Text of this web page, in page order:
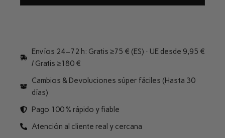
Envíos 24–72 h: Gratis ≥75 € (ES) · UE desde 9,95 €
/ Gratis ≥180 €
Cambios & Devoluciones súper fáciles (Hasta 30
días)
Pago 100 % rápido y fiable
Atención al cliente real y cercana